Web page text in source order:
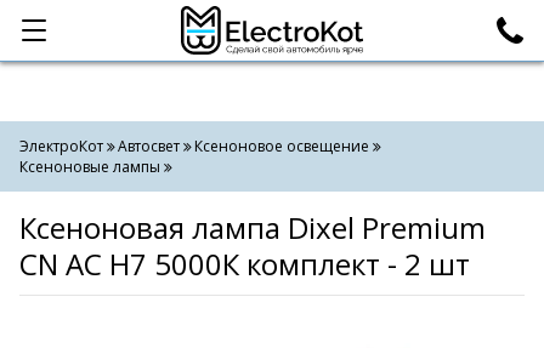
Категории Поиск
ЭлектроКот Автосвет
Ксеноновое освещение
Ксеноновые лампы
Ксеноновая лампа Dixel Premium
CN AC H7 5000К комплект - 2 шт